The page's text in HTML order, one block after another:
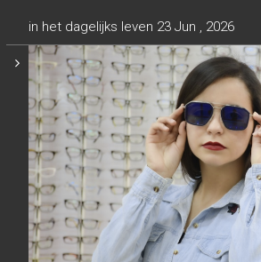
in het dagelijks leven 23 Jun , 2026